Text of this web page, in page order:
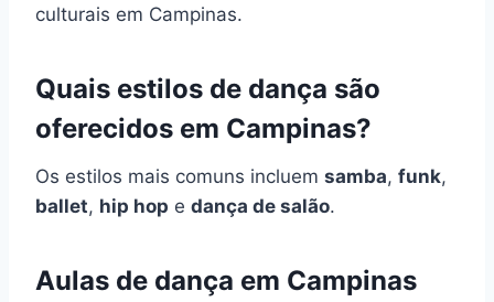
culturais em Campinas.
Quais estilos de dança são
oferecidos em Campinas?
Os estilos mais comuns incluem samba, funk,
ballet, hip hop e dança de salão.
Aulas de dança em Campinas